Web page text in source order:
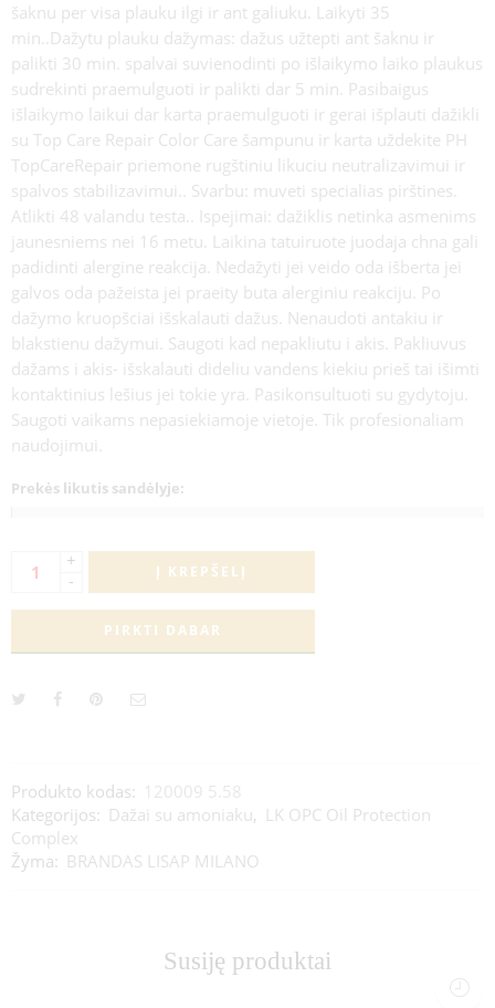
šaknu per visa plauku ilgi ir ant galiuku. Laikyti 35
min..Dažytu plauku dažymas: dažus užtepti ant šaknu ir
palikti 30 min. spalvai suvienodinti po išlaikymo laiko plaukus
sudrekinti praemulguoti ir palikti dar 5 min. Pasibaigus
išlaikymo laikui dar karta praemulguoti ir gerai išplauti dažikli
su Top Care Repair Color Care šampunu ir karta uždekite PH
TopCareRepair priemone rugštiniu likuciu neutralizavimui ir
spalvos stabilizavimui.. Svarbu: muveti specialias pirštines.
Atlikti 48 valandu testa.. Ispejimai: dažiklis netinka asmenims
jaunesniems nei 16 metu. Laikina tatuiruote juodaja chna gali
padidinti alergine reakcija. Nedažyti jei veido oda išberta jei
galvos oda pažeista jei praeity buta alerginiu reakciju. Po
dažymo kruopšciai išskalauti dažus. Nenaudoti antakiu ir
blakstienu dažymui. Saugoti kad nepakliutu i akis. Pakliuvus
dažams i akis- išskalauti dideliu vandens kiekiu prieš tai išimti
kontaktinius lešius jei tokie yra. Pasikonsultuoti su gydytoju.
Saugoti vaikams nepasiekiamoje vietoje. Tik profesionaliam
naudojimui.
Prekės likutis sandėlyje:
+
-
Į KREPŠELĮ
PIRKTI DABAR
Produkto kodas:
120009 5.58
Kategorijos: Dažai su amoniaku, LK OPC Oil Protection
Complex
Žyma: BRANDAS LISAP MILANO
Susiję produktai